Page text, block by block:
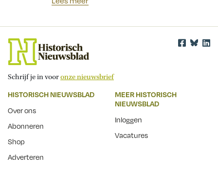
Schrijf je in vooronze nieuwsbrief
HISTORISCH NIEUWSBLAD
Over ons
Abonneren
Shop
Adverteren
MEER HISTORISCH
NIEUWSBLAD
Inloggen
Vacatures